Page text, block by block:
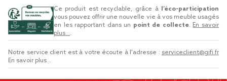
Ce produit est recyclable, grâce à
l’éco-participation
vous pouvez offrir une nouvelle vie à vos meuble usagés
en les rapportant dans un point de collecte. En savoir
plus....
Notre service client est à votre écoute à l'adresse : serviceclient@gifi.fr
En savoir plus...